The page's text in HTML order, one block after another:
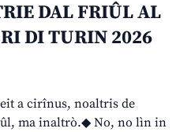
DAL FRIÛL AL
DI TURIN 2026
a cirînus, noaltris de
ma inaltrò.◆ No, no lìn in